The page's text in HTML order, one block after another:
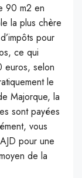
90 m2 en
la plus chère
pour
ce qui
euros, selon
le
Majorque, la
sont payées
vous
pour une
de la